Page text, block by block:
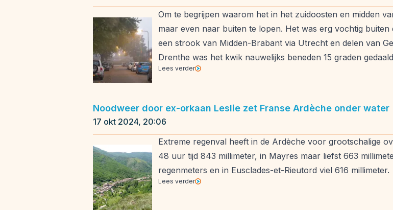
Om te begrijpen waarom het in het zuidoosten en midden
maar even naar buiten te lopen. Het was erg vochtig
een strook van Midden-Brabant via Utrecht en delen van
Drenthe was het kwik nauwelijks beneden 15 graden
Lees verder
Noodweer door ex-orkaan Leslie zet Franse Ardèche onder water
17 okt 2024, 20:06
Extreme regenval heeft in de Ardèche voor grootschalige
48 uur tijd 843 millimeter, in Mayres maar liefst 663
regenmeters en in Eusclades-et-Rieutord viel 616 millimeter.
Lees verder